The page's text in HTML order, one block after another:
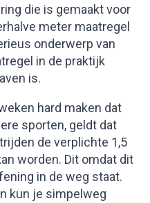
die is gemaakt voor
meter maatregel
onderwerp van
in de praktijk
is.
hard maken dat
sporten, geldt dat
de verplichte 1,5
worden. Dit omdat dit
in de weg staat.
kun je simpelweg